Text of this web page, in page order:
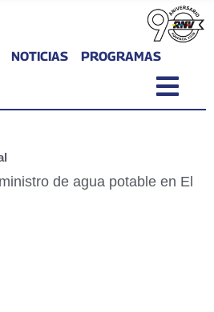
NOTICIAS PROGRAMAS